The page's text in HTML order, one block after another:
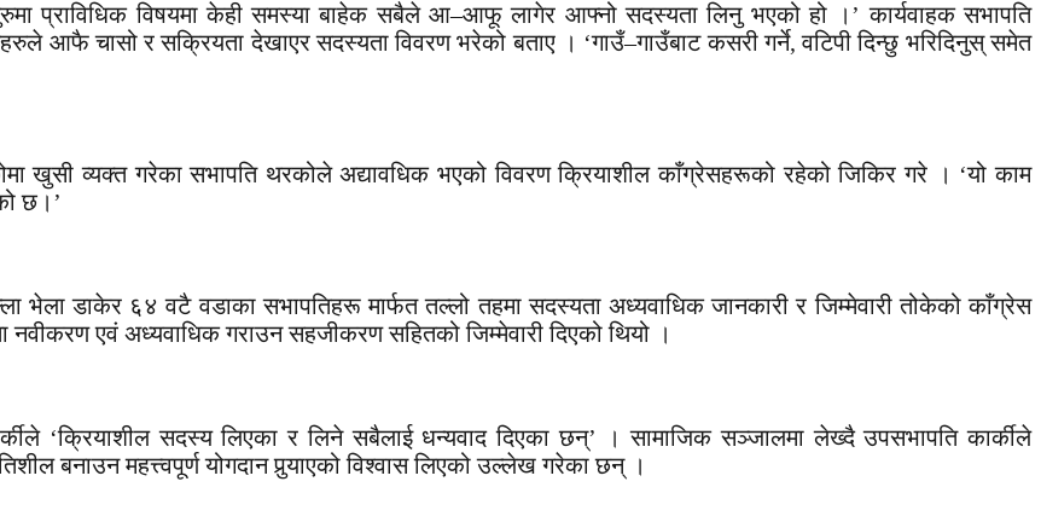
प्राविधिक विषयमा केही समस्या बाहेक सबैले आ–आफू लागेर आफ्नो सदस्यता लिनु भएको हो ।’ कार्यवाहक सभापति
आफै चासो र सक्रियता देखाएर सदस्यता विवरण भरेको बताए । ‘गाउँ–गाउँबाट कसरी गर्ने, वटिपी दिन्छु भरिदिनुस् समेत
खुसी व्यक्त गरेका सभापति थरकोले अद्यावधिक भएको विवरण क्रियाशील काँग्रेसहरूको रहेको जिकिर गरे । ‘यो काम
छ।’
भेला डाकेर ६४ वटै वडाका सभापतिहरू मार्फत तल्लो तहमा सदस्यता अध्यवाधिक जानकारी र जिम्मेवारी तोकेको काँग्रेस
एवं अध्यवाधिक गराउन सहजीकरण सहितको जिम्मेवारी दिएको थियो ।
‘क्रियाशील सदस्य लिएका र लिने सबैलाई धन्यवाद दिएका छन्’ । सामाजिक सञ्जालमा लेख्दै उपसभापति कार्कीले
बनाउन महत्त्वपूर्ण योगदान पुर्‍याएको विश्वास लिएको उल्लेख गरेका छन् ।